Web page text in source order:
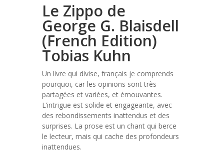
Le Zippo de
George G. Blaisdell
(French Edition)
Tobias Kuhn
Un livre qui divise, français je comprends
pourquoi, car les opinions sont très
partagées et variées, et émouvantes.
L’intrigue est solide et engageante, avec
des rebondissements inattendus et des
surprises. La prose est un chant qui berce
le lecteur, mais qui cache des profondeurs
inattendues.